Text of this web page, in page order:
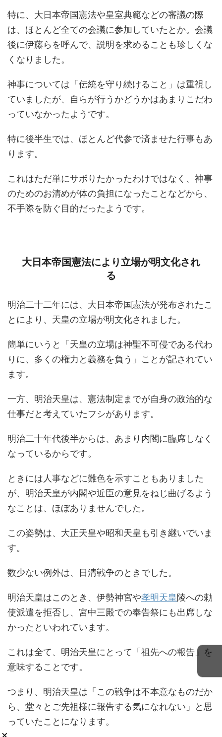
特に、大日本帝国憲法や皇室典範などの審議の際
は、ほとんど全ての会議に参加していたとか。会議
後に伊藤らを呼んで、説明を求めることも珍しくな
くなりました。
神事については「伝統を守り続けること」は重視し
ていましたが、自らが行うかどうかはあまりこだわ
っていなかったようです。
特に後半生では、ほとんど代参で済ませた行事もあ
ります。
これはただ単にサボりたかったわけではなく、神事
のためのお清めが体の負担になったことなどから、
不手際を防ぐ目的だったようです。
大日本帝国憲法により立場が明文化され
る
明治二十二年には、大日本帝国憲法が発布されたこ
とにより、天皇の立場が明文化されました。
簡単にいうと「天皇の立場は神聖不可侵である代わ
りに、多くの権力と義務を負う」ことが記されてい
ます。
一方、明治天皇は、憲法制定までが自身の政治的な
仕事だと考えていたフシがあります。
明治二十年代後半からは、あまり内閣に臨席しなく
なっているからです。
ときには人事などに難色を示すこともありました
が、明治天皇が内閣や近臣の意見をねじ曲げるよう
なことは、ほぼありませんでした。
この姿勢は、大正天皇や昭和天皇も引き継いでいま
す。
数少ない例外は、日清戦争のときでした。
明治天皇はこのとき、伊勢神宮や孝明天皇陵への勅
使派遣を拒否し、宮中三殿での奉告祭にも出席しな
かったといわれています。
これは全て、明治天皇にとって「祖先への報告」を
意味することです。
つまり、明治天皇は「この戦争は不本意なものだか
ら、堂々とご先祖様に報告する気になれない」と思
っていたことになります。